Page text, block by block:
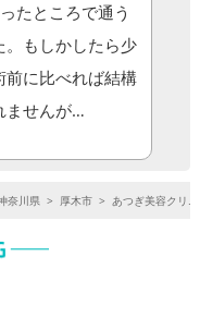
たところで通う
もしかしたら少
前に比べれば結構
ませんが…
奈川県 > 厚木市 > あつぎ美容クリ